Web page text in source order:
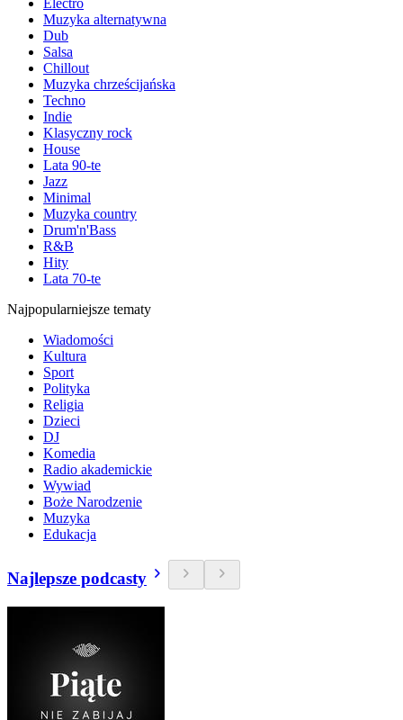
Electro
Muzyka alternatywna
Dub
Salsa
Chillout
Muzyka chrześcijańska
Techno
Indie
Klasyczny rock
House
Lata 90-te
Jazz
Minimal
Muzyka country
Drum'n'Bass
R&B
Hity
Lata 70-te
Najpopularniejsze tematy
Wiadomości
Kultura
Sport
Polityka
Religia
Dzieci
DJ
Komedia
Radio akademickie
Wywiad
Boże Narodzenie
Muzyka
Edukacja
Najlepsze podcasty